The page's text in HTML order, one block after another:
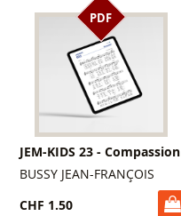
PDF
JEM-KIDS 23 - Compassion
BUSSY JEAN-FRANÇOIS
CHF 1.50